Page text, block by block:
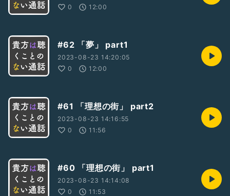
0
12:00
#62 「夢」 part1
2023-08-23 14:20:05
0
12:00
#61 「理想の街」 part2
2023-08-23 14:16:55
0
11:56
#60 「理想の街」 part1
2023-08-23 14:14:08
0
11:53